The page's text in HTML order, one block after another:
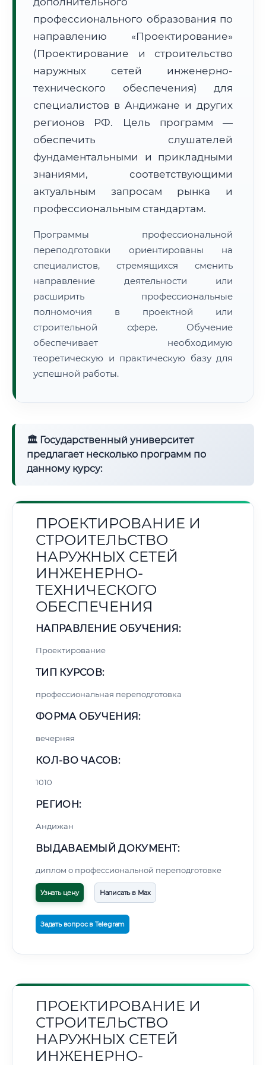
Расчет логистики оригиналов:
• Маршрут транзита:~1 766 км
• Экспресс-доставка СДЭК / Почтой:
📜 Документы и аккредитация
профессионального образования по
направлению «Проектирование»
(Проектирование и строительство
наружных сетей инженерно-
технического обеспечения) для
специалистов в Андижане и других
регионов РФ. Цель программ —
обеспечить слушателей
фундаментальными и прикладными
знаниями, соответствующими
актуальным запросам рынка и
профессиональным стандартам.
Программы профессиональной
переподготовки ориентированы на
специалистов, стремящихся сменить
направление деятельности или
расширить профессиональные
полномочия в проектной или
строительной сфере. Обучение
обеспечивает необходимую
теоретическую и практическую базу для
успешной работы.
🏛 Государственный университет
предлагает несколько программ по
данному курсу:
ПРОЕКТИРОВАНИЕ И
СТРОИТЕЛЬСТВО
НАРУЖНЫХ СЕТЕЙ
ИНЖЕНЕРНО-
ТЕХНИЧЕСКОГО
ОБЕСПЕЧЕНИЯ
НАПРАВЛЕНИЕ ОБУЧЕНИЯ:
Проектирование
ТИП КУРСОВ:
профессиональная переподготовка
ФОРМА ОБУЧЕНИЯ:
вечерняя
КОЛ-ВО ЧАСОВ:
1010
РЕГИОН:
Андижан
ВЫДАВАЕМЫЙ ДОКУМЕНТ:
диплом о профессиональной переподготовке
Узнать цену Написать в Max
Задать вопрос в Telegram
ПРОЕКТИРОВАНИЕ И
СТРОИТЕЛЬСТВО
НАРУЖНЫХ СЕТЕЙ
ИНЖЕНЕРНО-